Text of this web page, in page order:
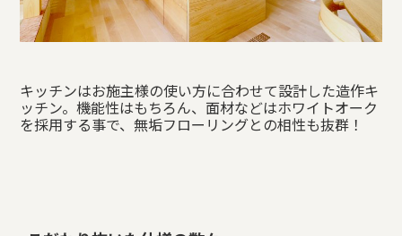
キッチンはお施主様の使い方に合わせて設計した造作キ
ッチン。機能性はもちろん、面材などはホワイトオーク
を採用する事で、無垢フローリングとの相性も抜群！